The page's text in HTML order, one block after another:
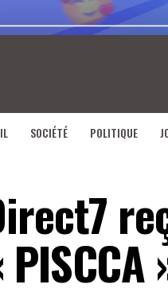
SOCIÉTÉ POLITIQUE